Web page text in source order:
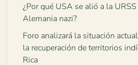
¿Por qué USA se alió a la
Alemania nazi?
Foro analizará la situación
la recuperación de territorios
Rica